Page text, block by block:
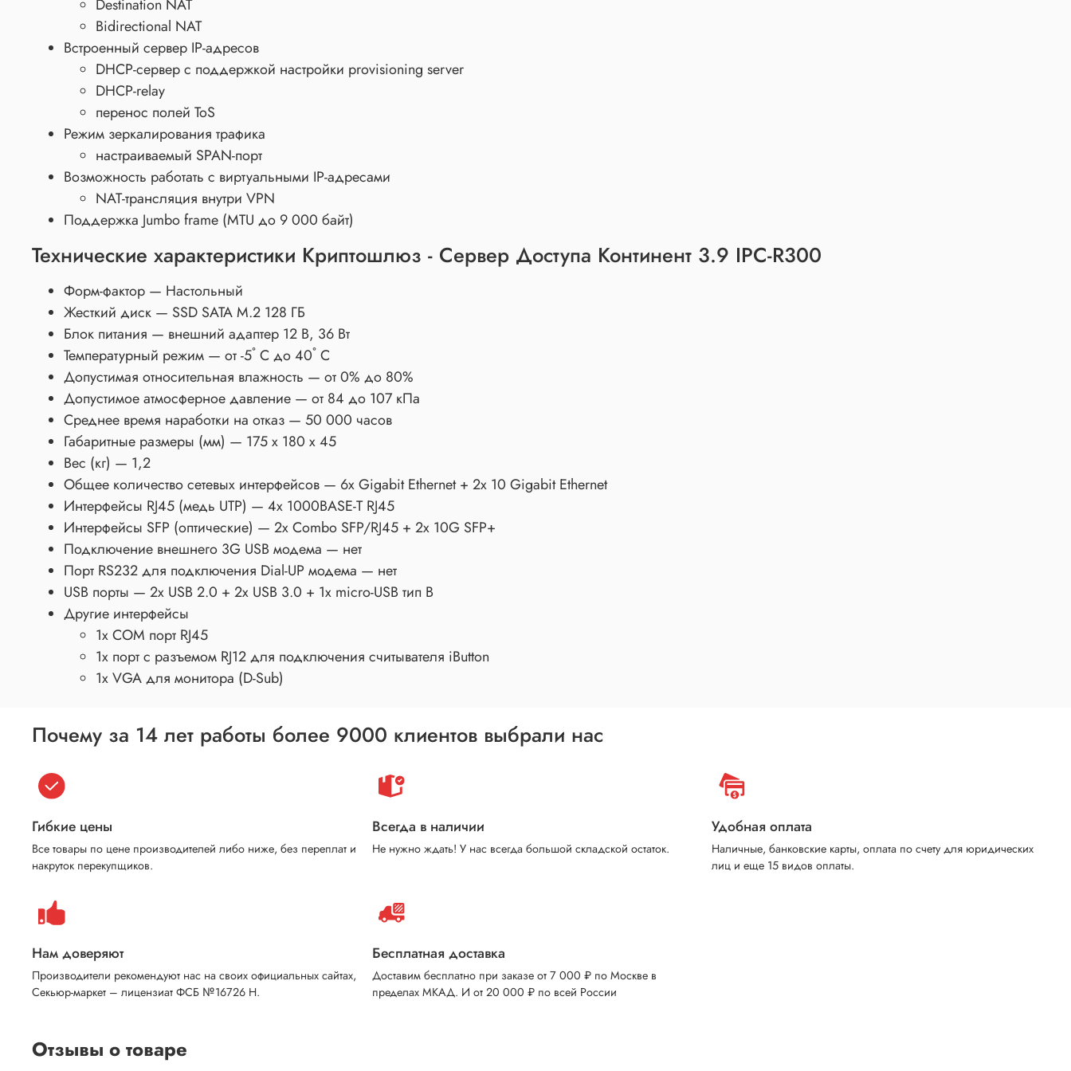
Destination NAT
Bidirectional NAT
Встроенный сервер IP-адресов
DHCP-сервер с поддержкой настройки provisioning server
DHCP-relay
перенос полей ToS
Режим зеркалирования трафика
настраиваемый SPAN-порт
Возможность работать с виртуальными IP-адресами
NAT-трансляция внутри VPN
Поддержка Jumbo frame (MTU до 9 000 байт)
Технические характеристики Криптошлюз - Сервер Доступа Континент 3.9 IPC-R300
Форм-фактор — Настольный
Жесткий диск — SSD SATA M.2 128 ГБ
Блок питания — внешний адаптер 12 В, 36 Вт
Температурный режим — от -5˚ С до 40˚ С
Допустимая относительная влажность — от 0% до 80%
Допустимое атмосферное давление — от 84 до 107 кПа
Среднее время наработки на отказ — 50 000 часов
Габаритные размеры (мм) — 175 х 180 х 45
Вес (кг) — 1,2
Общее количество сетевых интерфейсов — 6х Gigabit Ethernet + 2x 10 Gigabit Ethernet
Интерфейсы RJ45 (медь UTP) — 4х 1000BASE-T RJ45
Интерфейсы SFP (оптические) — 2x Combo SFP/RJ45 + 2x 10G SFP+
Подключение внешнего 3G USB модема — нет
Порт RS232 для подключения Dial-UP модема — нет
USB порты — 2х USB 2.0 + 2x USB 3.0 + 1x micro-USB тип B
Другие интерфейсы
1x COM порт RJ45
1х порт с разъемом RJ12 для подключения считывателя iButton
1х VGA для монитора (D-Sub)
Почему за 14 лет работы более 9000 клиентов выбрали нас
Гибкие цены
Все товары по цене производителей либо ниже, без переплат и
накруток перекупщиков.
Всегда в наличии
Не нужно ждать! У нас всегда большой складской остаток.
Удобная оплата
Наличные, банковские карты, оплата по счету для юридических
лиц и еще 15 видов оплаты.
Нам доверяют
Производители рекомендуют нас на своих официальных сайтах,
Секьюр-маркет – лицензиат ФСБ №16726 Н.
Бесплатная доставка
Доставим бесплатно при заказе от 7 000 ₽ по Москве в
пределах МКАД. И от 20 000 ₽ по всей России
Отзывы о товаре